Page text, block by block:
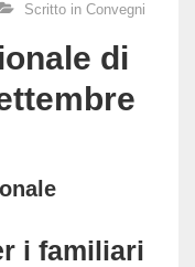
Scritto in Convegni
di
i familiari